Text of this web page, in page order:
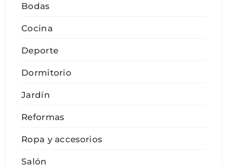
Bodas
Cocina
Deporte
Dormitorio
Jardín
Reformas
Ropa y accesorios
Salón